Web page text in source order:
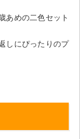
あめの二色セット
しにぴったりのプ